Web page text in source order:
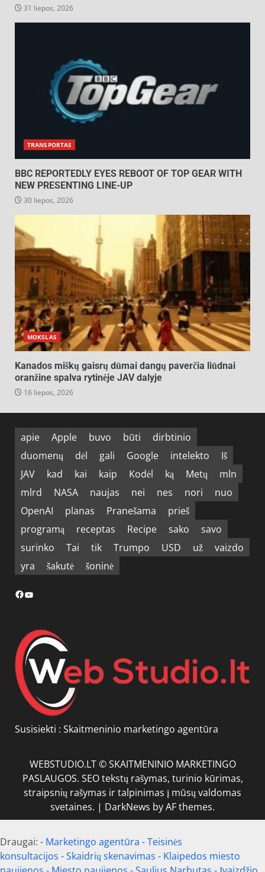
31 liepos, 2026
TRANSPORTAS
BBC REPORTEDLY EYES REBOOT OF TOP GEAR WITH
NEW PRESENTING LINE-UP
30 liepos, 2026
MOKSLAS
Kanados miškų gaisrų dūmai dangų paverčia liūdnai
oranžine spalva rytinėje JAV dalyje
16 liepos, 2026
apie Apple buvo būti
dirbtinio
duomenų
dėl gali Google intelekto
Iš
JAV
kad kai kaip Kodėl ką Metų
mln
mlrd
NASA naujas nei nes nori
nuo
OpenAI
planas Pranešama
prieš
programą
receptas Recipe sako
savo
surinko
Tai tik Trumpo USD už
vaizdo
yra
šakutė šoninė
Facebook
YouTube
Susisiekti : Skaitmeninio marketingo agentūra
WEBSTUDIO.LT © SKAITMENINIO MARKETINGO
PASLAUGOS. SEO tekstų rašymas, turinio kūrimas,
straipsnių rašymas ir talpinimas į mūsų valdomas
svetaines. | DarkNews by AF themes.
Draugai: - Marketingo agentūra -Teisinės
konsultacijos -Skaidrių skenavimas - Klaipedos miesto